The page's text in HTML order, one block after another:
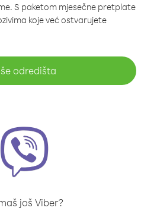
S paketom mjesečne pretplate
koje već ostvarujete
odredišta
još Viber?